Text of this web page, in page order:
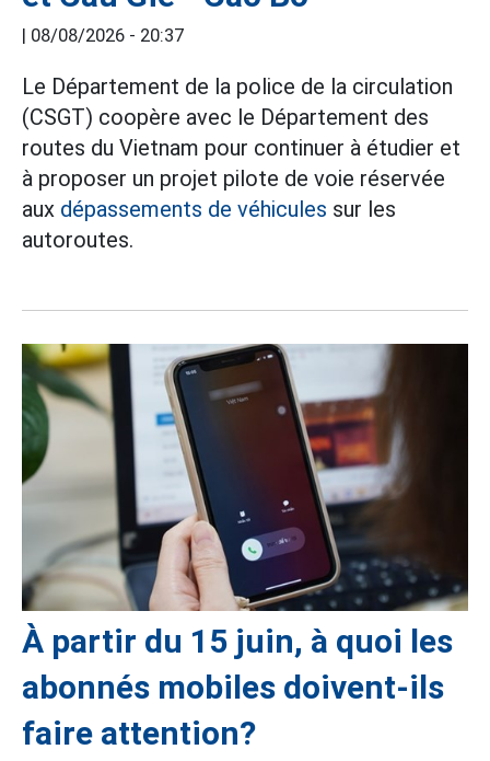
| 08/08/2026 - 20:37
Le Département de la police de la circulation
(CSGT) coopère avec le Département des
routes du Vietnam pour continuer à étudier et
à proposer un projet pilote de voie réservée
aux dépassements de véhicules sur les
autoroutes.
À partir du 15 juin, à quoi les
abonnés mobiles doivent-ils
faire attention?